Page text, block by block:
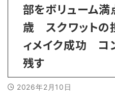
部をボリューム
歳 スクワットの
ィメイク成功 コ
残す
2026年2月10日